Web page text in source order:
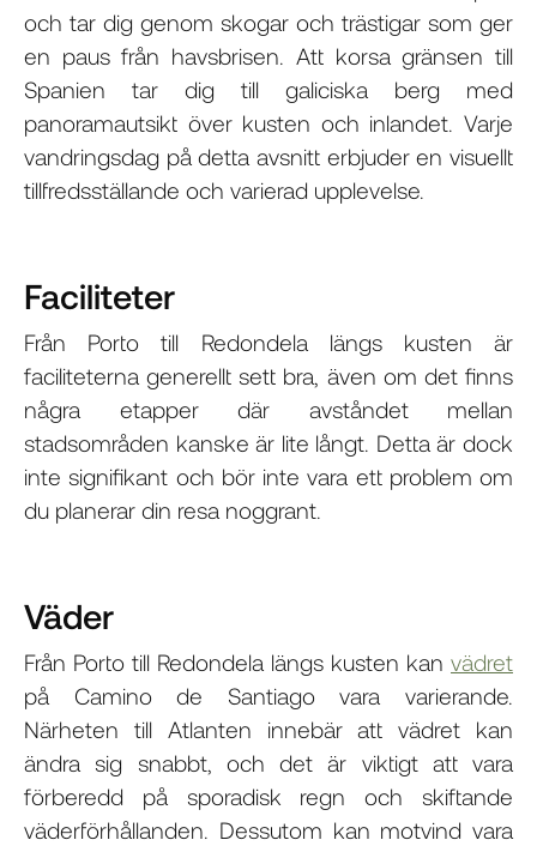
och tar dig genom skogar och trästigar som ger
en paus från havsbrisen. Att korsa gränsen till
Spanien tar dig till galiciska berg med
panoramautsikt över kusten och inlandet. Varje
vandringsdag på detta avsnitt erbjuder en visuellt
tillfredsställande och varierad upplevelse.
Faciliteter
Från Porto till Redondela längs kusten är
faciliteterna generellt sett bra, även om det finns
några etapper där avståndet mellan
stadsområden kanske är lite långt. Detta är dock
inte signifikant och bör inte vara ett problem om
du planerar din resa noggrant.
Väder
Från Porto till Redondela längs kusten kan vädret
på Camino de Santiago vara varierande.
Närheten till Atlanten innebär att vädret kan
ändra sig snabbt, och det är viktigt att vara
förberedd på sporadisk regn och skiftande
väderförhållanden. Dessutom kan motvind vara